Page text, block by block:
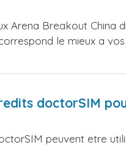
Arena Breakout China
le mieux a
doctorSIM
peuvent etre